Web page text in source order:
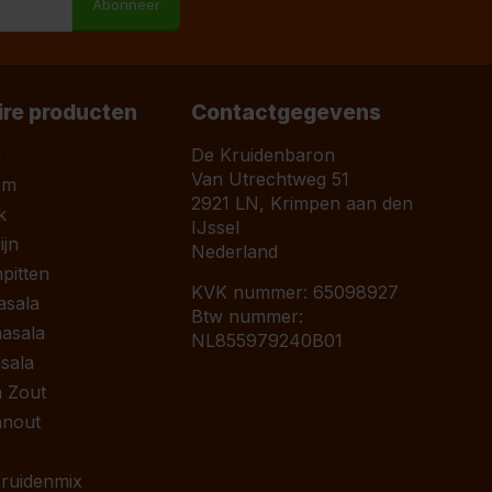
Abonneer
producten
Zout
Contactgegevens
De Kruidenbaron
Van Utrechtweg 51
2921 LN, Krimpen aan den
IJssel
Nederland
KVK nummer: 65098927
Btw nummer:
NL855979240B01